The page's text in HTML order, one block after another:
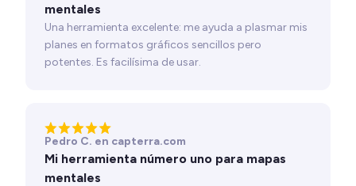
mentales
Una herramienta excelente: me ayuda a plasmar mis
planes en formatos gráficos sencillos pero
potentes. Es facilísima de usar.
Pedro C. en capterra.com
Mi herramienta número uno para mapas
mentales